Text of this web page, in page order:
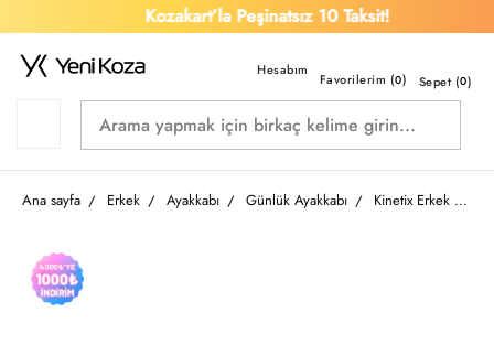
Kozakart’la Peşinatsız 10 Taksit!
Favorilerim (0) Sepet (0)
Ana sayfa Erkek Ayakkabı Günlük Ayakkabı Kinetix Erkek Spor Ayakkabı A101928631 5M Huges Tx 5Fxr